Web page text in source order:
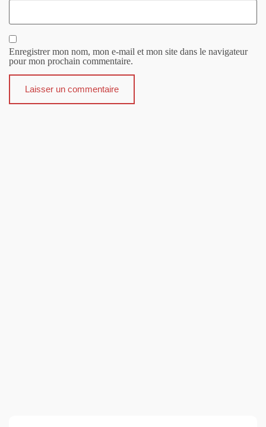
Enregistrer mon nom, mon e-mail et mon site dans le navigateur
pour mon prochain commentaire.